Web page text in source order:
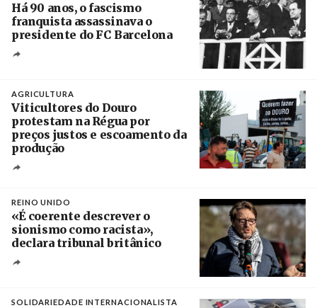
Há 90 anos, o fascismo
franquista assassinava o
presidente do FC Barcelona
AGRICULTURA
Viticultores do Douro
protestam na Régua por
preços justos e escoamento da
produção
REINO UNIDO
«É coerente descrever o
sionismo como racista»,
declara tribunal britânico
SOLIDARIEDADE INTERNACIONALISTA